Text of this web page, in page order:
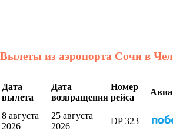
Вылеты из аэропорта Сочи в
Дата
вылета
Дата
возвращения
Номер
рейса
8 августа
2026
25 августа
2026
DP 323